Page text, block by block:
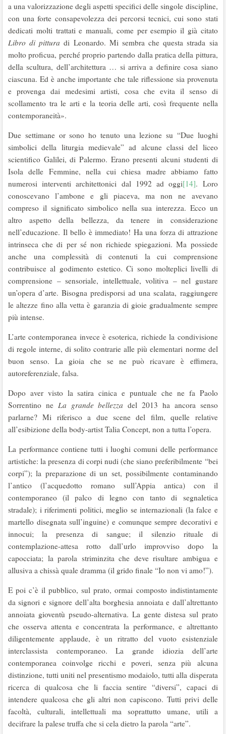
a una valorizzazione degli aspetti specifici delle singole discipline,
con una forte consapevolezza dei percorsi tecnici, cui sono stati
dedicati molti trattati e manuali, come per esempio il già citato
Libro di pitturadi Leonardo. Mi sembra che questa strada sia
molto proficua, perché proprio partendo dalla pratica della pittura,
della scultura, dell’architettura … si arriva a definire cosa siano
ciascuna. Ed è anche importante che tale riflessione sia provenuta
e provenga dai medesimi artisti, cosa che evita il senso di
scollamento tra le arti e la teoria delle arti, così frequente nella
contemporaneità».
Due settimane or sono ho tenuto una lezione su “Due luoghi
simbolici della liturgia medievale” ad alcune classi del liceo
scientifico Galilei, di Palermo. Erano presenti alcuni studenti di
Isola delle Femmine, nella cui chiesa madre abbiamo fatto
numerosi interventi architettonici dal 1992 ad oggi[14]. Loro
conoscevano l’ambone e gli piaceva, ma non ne avevano
compreso il significato simbolico nella sua interezza. Ecco un
altro aspetto della bellezza, da tenere in considerazione
nell’educazione. Il bello è immediato! Ha una forza di attrazione
intrinseca che di per sé non richiede spiegazioni. Ma possiede
anche una complessità di contenuti la cui comprensione
contribuisce al godimento estetico. Ci sono molteplici livelli di
comprensione – sensoriale, intellettuale, volitiva – nel gustare
un’opera d’arte. Bisogna predisporsi ad una scalata, raggiungere
le altezze fino alla vetta è garanzia di gioie gradualmente sempre
più intense.
L’arte contemporanea invece è esoterica, richiede la condivisione
di regole interne, di solito contrarie alle più elementari norme del
buon senso. La gioia che se ne può ricavare è effimera,
autoreferenziale, falsa.
Dopo aver visto la satira cinica e puntuale che ne fa Paolo
Sorrentino ne La grande bellezza del 2013 ha ancora senso
parlarne? Mi riferisco a due scene del film, quelle relative
all’esibizione della body-artist Talia Concept, non a tutta l’opera.
La performance contiene tutti i luoghi comuni delle performance
artistiche: la presenza di corpi nudi (che siano preferibilmente “bei
corpi”); la preparazione di un set, possibilmente contaminando
l’antico (l’acquedotto romano sull’Appia antica) con il
contemporaneo (il palco di legno con tanto di segnaletica
stradale); i riferimenti politici, meglio se internazionali (la falce e
martello disegnata sull’inguine) e comunque sempre decorativi e
innocui; la presenza di sangue; il silenzio rituale di
contemplazione-attesa rotto dall’urlo improvviso dopo la
capocciata; la parola striminzita che deve risultare ambigua e
allusiva a chissà quale dramma (il grido finale “Io non vi amo!”).
E poi c’è il pubblico, sul prato, ormai composto indistintamente
da signori e signore dell’alta borghesia annoiata e dall’altrettanto
annoiata gioventù pseudo-alternativa. La gente distesa sul prato
che osserva attenta e concentrata la performance, e altrettanto
diligentemente applaude, è un ritratto del vuoto esistenziale
interclassista contemporaneo. La grande idiozia dell’arte
contemporanea coinvolge ricchi e poveri, senza più alcuna
distinzione, tutti uniti nel presentismo modaiolo, tutti alla disperata
ricerca di qualcosa che li faccia sentire “diversi”, capaci di
intendere qualcosa che gli altri non capiscono. Tutti privi delle
facoltà, culturali, intellettuali ma soprattutto umane, utili a
decifrare la palese truffa che si cela dietro la parola “arte”.